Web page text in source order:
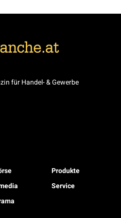
für Handel- & Gewerbe
Produkte
Service